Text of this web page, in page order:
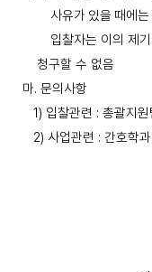
사유가 있을 때에는
입찰자는 이의 제
청구할 수 없음
마. 문의사항
1) 입찰관련 : 총괄지원
2) 사업관련 : 간호학과